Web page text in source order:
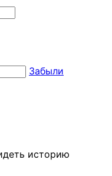
Забыли
историю